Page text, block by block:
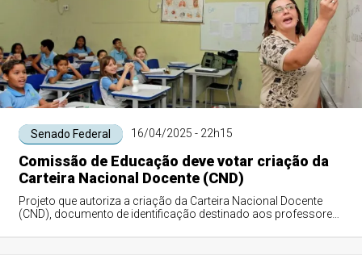
Senado Federal 16/04/2025 - 22h15
Comissão de Educação deve votar criação da
Carteira Nacional Docente (CND)
Projeto que autoriza a criação da Carteira Nacional Docente
(CND), documento de identificação destinado aos professores